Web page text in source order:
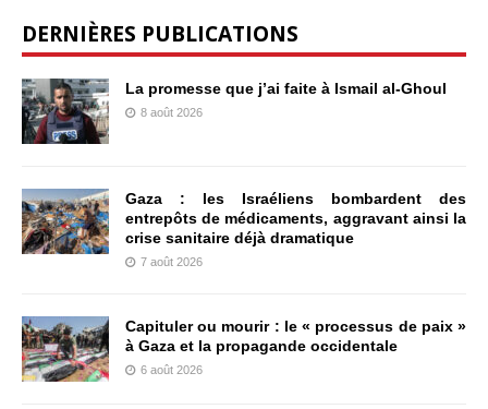
DERNIÈRES PUBLICATIONS
La promesse que j’ai faite à Ismail al-Ghoul
8 août 2026
Gaza : les Israéliens bombardent des
entrepôts de médicaments, aggravant ainsi la
crise sanitaire déjà dramatique
7 août 2026
Capituler ou mourir : le « processus de paix »
à Gaza et la propagande occidentale
6 août 2026